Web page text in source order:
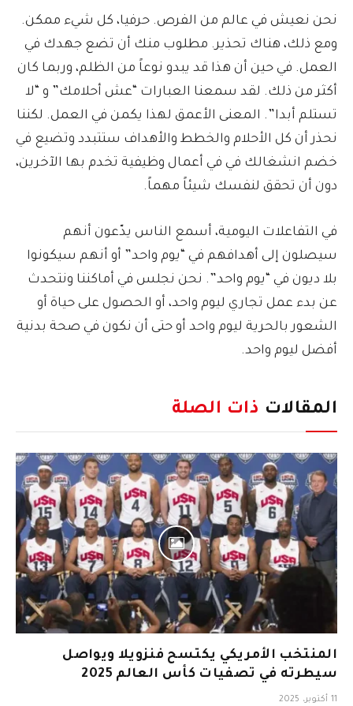
نحن نعيش في عالم من الفرص. حرفيا، كل شيء ممكن.
ومع ذلك، هناك تحذير. مطلوب منك أن تضع جهدك في
العمل. في حين أن هذا قد يبدو نوعاً من الظلم، وربما كان
أكثر من ذلك. لقد سمعنا العبارات “عش أحلامك” و “لا
تستلم أبدا”. المعنى الأعمق لهذا يكمن في العمل. لكننا
نحذر أن كل الأحلام والخطط والأهداف ستتبدد وتضيع في
خضم انشغالك في في أعمال وظيفية تخدم بها الآخرين،
دون أن تحقق لنفسك شيئاً مهماً.
في التفاعلات اليومية، أسمع الناس يدّعون أنهم
سيصلون إلى أهدافهم في “يوم واحد” أو أنهم سيكونوا
بلا ديون في “يوم واحد”. نحن نجلس في أماكننا ونتحدث
عن بدء عمل تجاري ليوم واحد، أو الحصول على حياة أو
الشعور بالحرية ليوم واحد أو حتى أن نكون في صحة بدنية
أفضل ليوم واحد.
المقالات ذات الصلة
المنتخب الأمريكي يكتسح فنزويلا ويواصل
سيطرته في تصفيات كأس العالم 2025
11 أكتوبر، 2025